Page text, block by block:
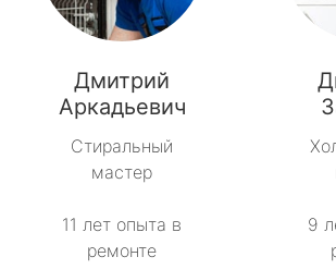
Дмитрий
Аркадьевич
Стиральный
мастер
11 лет опыта в
ремонте
9